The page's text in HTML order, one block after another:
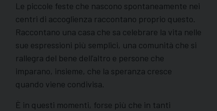
Le piccole feste che nascono spontaneamente nei
centri di accoglienza raccontano proprio questo.
Raccontano una casa che sa celebrare la vita nelle
sue espressioni più semplici, una comunità che si
rallegra del bene dell’altro e persone che
imparano, insieme, che la speranza cresce
quando viene condivisa.
È in questi momenti, forse più che in tanti